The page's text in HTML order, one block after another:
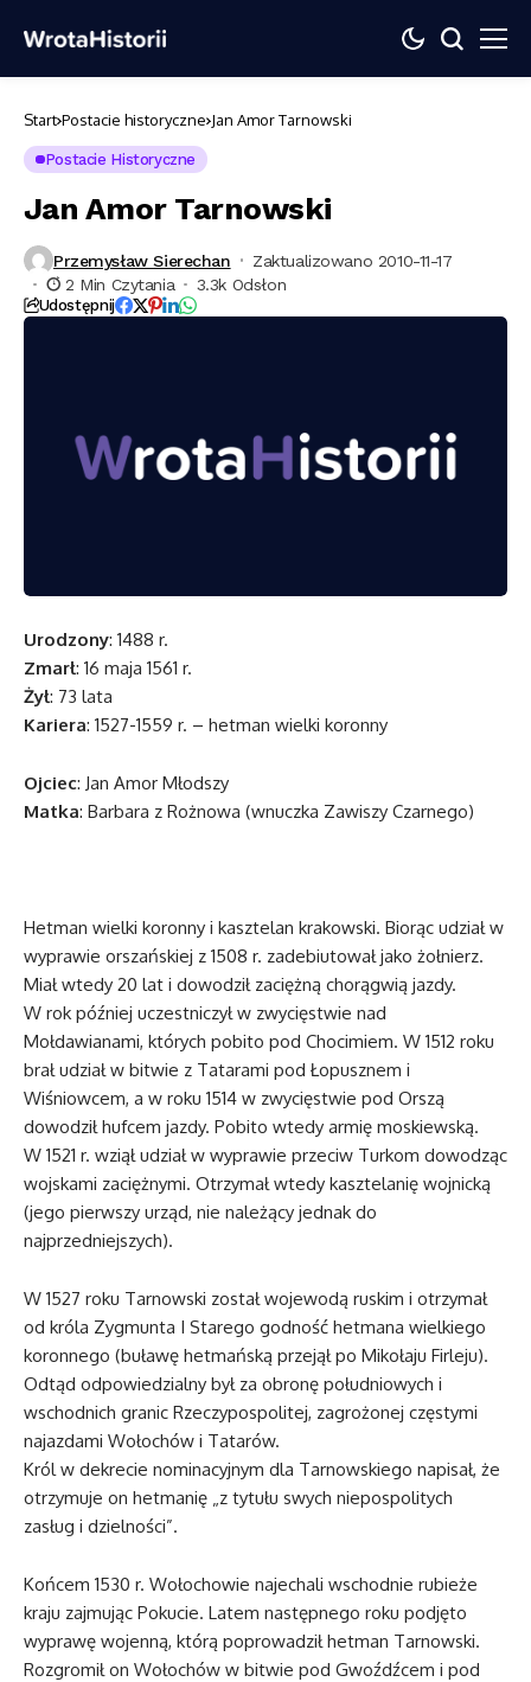
Start Postacie historyczne Jan Amor Tarnowski
Postacie Historyczne
Jan Amor Tarnowski
Przemysław Sierechan
Zaktualizowano 2010-11-17
2 Min Czytania
3.3k Odsłon
Udostępnij
Urodzony: 1488 r.
Zmarł: 16 maja 1561 r.
Żył: 73 lata
Kariera: 1527-1559 r. – hetman wielki koronny
Ojciec: Jan Amor Młodszy
Matka: Barbara z Rożnowa (wnuczka Zawiszy Czarnego)
Hetman wielki koronny i kasztelan krakowski. Biorąc udział w
wyprawie orszańskiej z 1508 r. zadebiutował jako żołnierz.
Miał wtedy 20 lat i dowodził zaciężną chorągwią jazdy.
W rok później uczestniczył w zwycięstwie nad
Mołdawianami, których pobito pod Chocimiem. W 1512 roku
brał udział w bitwie z Tatarami pod Łopusznem i
Wiśniowcem, a w roku 1514 w zwycięstwie pod Orszą
dowodził hufcem jazdy. Pobito wtedy armię moskiewską.
W 1521 r. wziął udział w wyprawie przeciw Turkom dowodząc
wojskami zaciężnymi. Otrzymał wtedy kasztelanię wojnicką
(jego pierwszy urząd, nie należący jednak do
najprzedniejszych).
W 1527 roku Tarnowski został wojewodą ruskim i otrzymał
od króla Zygmunta I Starego godność hetmana wielkiego
koronnego (buławę hetmańską przejął po Mikołaju Firleju).
Odtąd odpowiedzialny był za obronę południowych i
wschodnich granic Rzeczypospolitej, zagrożonej częstymi
najazdami Wołochów i Tatarów.
Król w dekrecie nominacyjnym dla Tarnowskiego napisał, że
otrzymuje on hetmanię „z tytułu swych niepospolitych
zasług i dzielności”.
Końcem 1530 r. Wołochowie najechali wschodnie rubieże
kraju zajmując Pokucie. Latem następnego roku podjęto
wyprawę wojenną, którą poprowadził hetman Tarnowski.
Rozgromił on Wołochów w bitwie pod Gwoźdźcem i pod